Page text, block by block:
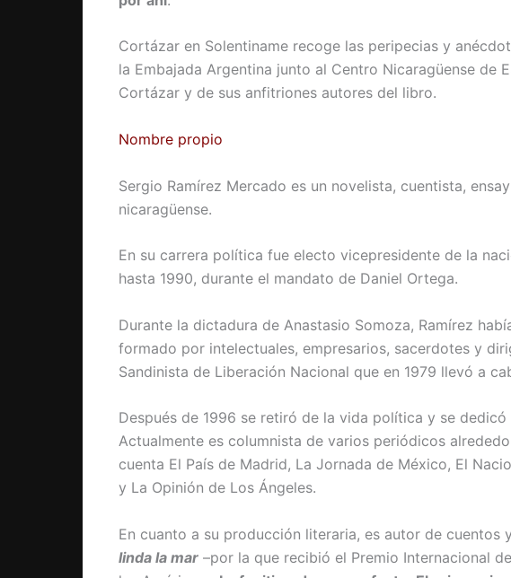
Cortázar en Solentiname recoge las peripecias y
la Embajada Argentina junto al Centro Nicaragüense de
Cortázar y de sus anfitriones autores del libro.
Nombre propio
Sergio Ramírez Mercado es un novelista, cuentista,
nicaragüense.
En su carrera política fue electo vicepresidente de la
hasta 1990, durante el mandato de Daniel Ortega.
Durante la dictadura de Anastasio Somoza, Ramírez
formado por intelectuales, empresarios, sacerdotes y
Sandinista de Liberación Nacional que en 1979 llevó a
Después de 1996 se retiró de la vida política y se
Actualmente es columnista de varios periódicos
cuenta El País de Madrid, La Jornada de México, El
y La Opinión de Los Ángeles.
En cuanto a su producción literaria, es autor de cuentos
linda la mar –por la que recibió el Premio Internacional